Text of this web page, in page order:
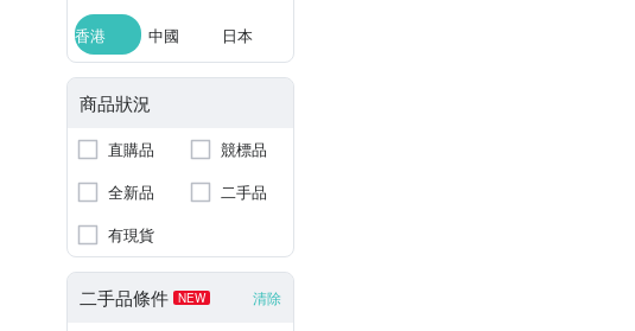
香港 中國 日本
商品狀況
直購品
競標品
全新品
二手品
有現貨
二手品條件 NEW 清除